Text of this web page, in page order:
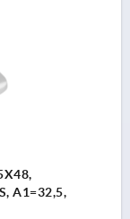
A1=32,5,